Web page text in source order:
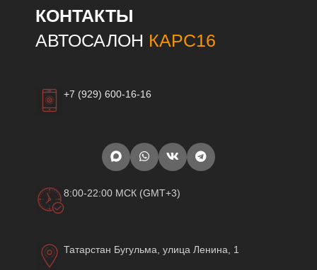
КОНТАКТЫ
АВТОСАЛОН КАРС16
+7 (929) 600-16-16
8:00-22:00 МСК (GMT+3)
Татарстан Бугульма, улица Ленина, 1